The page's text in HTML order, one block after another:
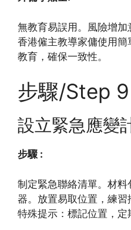
無教育易誤用。風險增加
香港僱主教導家傭使用
教育，確保一致性。
步驟/Step 9
設立緊急應變
步驟 :
制定緊急聯絡清單。材
器。放置易取位置，練習
特殊提示：標記位置，定